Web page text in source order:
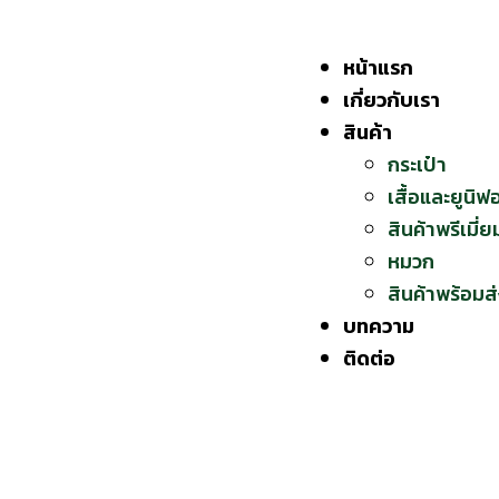
หน้าแรก
เกี่ยวกับเรา
สินค้า
กระเป๋า
เสื้อและยูนิฟ
สินค้าพรีเมี่ย
หมวก
สินค้าพร้อม
บทความ
ติดต่อ